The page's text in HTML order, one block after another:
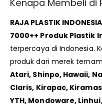
Kenapa Membeli di
RAJA PLASTIK INDONESIA
7000++ Produk Plastik
terpercaya di Indonesia.
produk dari merek
Atari, Shinpo, Hawaii,
Claris, Kirapac,
YTH, Mondoware,